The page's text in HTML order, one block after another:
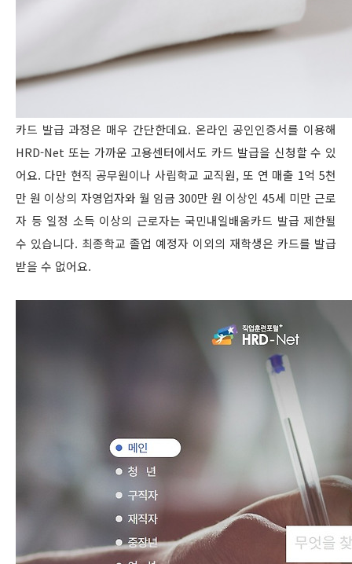
카드 발급 과정은 매우 간단한데요. 온라인 공인인증서를 이용해
HRD-Net 또는 가까운 고용센터에서도 카드 발급을 신청할 수 있
어요. 다만 현직 공무원이나 사립학교 교직원, 또 연 매출 1억 5천
만 원 이상의 자영업자와 월 임금 300만 원 이상인 45세 미만 근로
자 등 일정 소득 이상의 근로자는 국민내일배움카드 발급 제한될
수 있습니다. 최종학교 졸업 예정자 이외의 재학생은 카드를 발급
받을 수 없어요.